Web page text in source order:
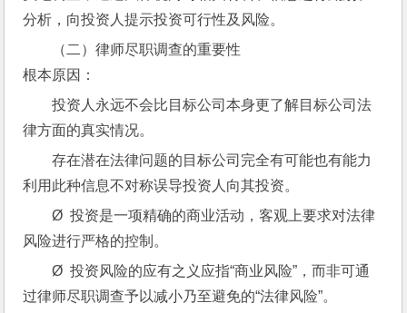
分析，向投资人提示投资可行性及风险。
（二）律师尽职调查的重要性
根本原因：
投资人永远不会比目标公司本身更了解目标公司法
律方面的真实情况。
存在潜在法律问题的目标公司完全有可能也有能力
利用此种信息不对称误导投资人向其投资。
Ø  投资是一项精确的商业活动，客观上要求对法律
风险进行严格的控制。
Ø  投资风险的应有之义应指“商业风险”，而非可通
过律师尽职调查予以减小乃至避免的“法律风险”。